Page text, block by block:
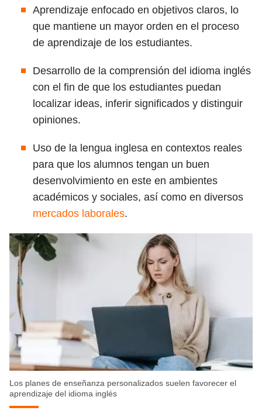
Guardar como favorito
Para poder guardar como favorito, primero has de
iniciar sesión con tu cuenta de 14ymedio.
INICIAR SESIÓN CANCELAR
Aprendizaje enfocado en objetivos claros, lo
que mantiene un mayor orden en el proceso
de aprendizaje de los estudiantes.
Desarrollo de la comprensión del idioma inglés
con el fin de que los estudiantes puedan
localizar ideas, inferir significados y distinguir
opiniones.
Uso de la lengua inglesa en contextos reales
para que los alumnos tengan un buen
desenvolvimiento en este en ambientes
académicos y sociales, así como en diversos
mercados laborales.
Los planes de enseñanza personalizados suelen favorecer el
aprendizaje del idioma inglés